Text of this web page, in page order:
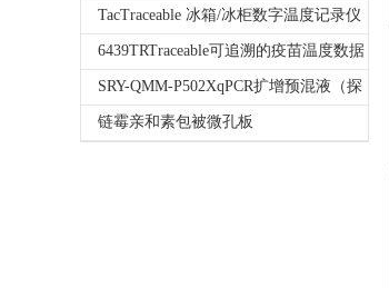
试剂盒
TacTraceable 冰箱/冰柜数字温度记录仪
6439TRTraceable可追溯的疫苗温度数据
记录仪
SRY-QMM-P502XqPCR扩增预混液（探
针法）
链霉亲和素包被微孔板